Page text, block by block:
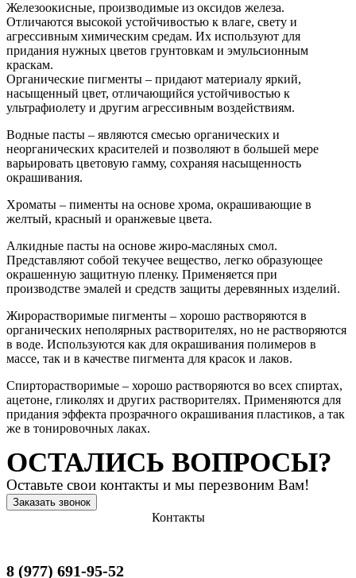
Железоокисные, производимые из оксидов железа.
Отличаются высокой устойчивостью к влаге, свету и
агрессивным химическим средам. Их используют для
придания нужных цветов грунтовкам и эмульсионным
краскам.
Органические пигменты – придают материалу яркий,
насыщенный цвет, отличающийся устойчивостью к
ультрафиолету и другим агрессивным воздействиям.
Водные пасты – являются смесью органических и
неорганических красителей и позволяют в большей мере
варьировать цветовую гамму, сохраняя насыщенность
окрашивания.
Хроматы – пименты на основе хрома, окрашивающие в
желтый, красный и оранжевые цвета.
Алкидные пасты на основе жиро-масляных смол.
Представляют собой текучее вещество, легко образующее
окрашенную защитную пленку. Применяется при
производстве эмалей и средств защиты деревянных изделий.
Жирорастворимые пигменты – хорошо растворяются в
органических неполярных растворителях, но не растворяются
в воде. Используются как для окрашивания полимеров в
массе, так и в качестве пигмента для красок и лаков.
Спирторастворимые – хорошо растворяются во всех спиртах,
ацетоне, гликолях и других растворителях. Применяются для
придания эффекта прозрачного окрашивания пластиков, а так
же в тонировочных лаках.
ОСТАЛИСЬ ВОПРОСЫ?
Оставьте свои контакты и мы перезвоним Вам!
Заказать звонок
Контакты
8 (977) 691-95-52